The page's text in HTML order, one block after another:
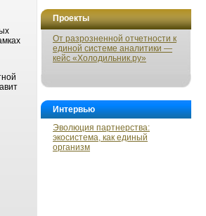
Проекты
От разрозненной отчетности к
единой системе аналитики —
кейс «Холодильник.ру»
Интервью
Эволюция партнерства:
экосистема, как единый
организм